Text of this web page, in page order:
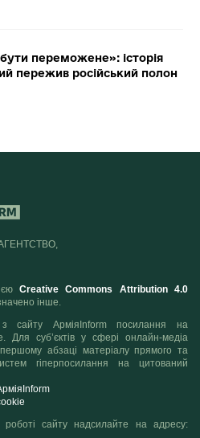
переможене»: історія
пережив російський полон
Creative Commons Attribution 4.0
інше.
з сайту АрміяInform посилання на
Для суб’єктів у сфері онлайн-медіа
абзаці матеріалу прямого та
гіперпосилання на цитований
сайту надсилайте на адресу: